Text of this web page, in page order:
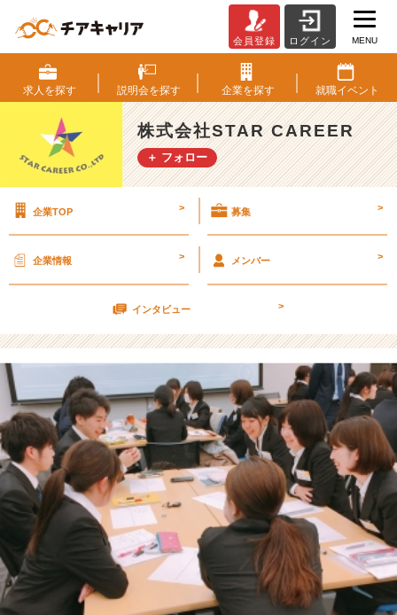
採
用
★
福
岡
も
♪
募
集
【株
式
社
S
T
A
R
C
A
R
E
会員登録 ログイン MENU
求人を探す 説明会を探す 企業を探す 就職イベント
株式会社STAR CAREER
＋ フォロー
企業TOP > 募集 >
企業情報 > メンバー >
インタビュー >